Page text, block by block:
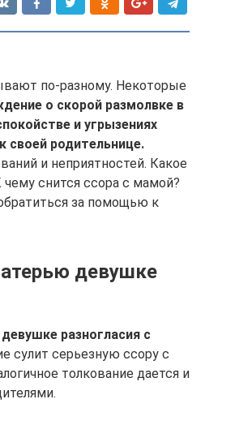
по-разному. Некоторые
о скорой размолвке в
и угрызениях
родительнице.
и неприятностей. Какое
снится ссора с мамой?
за помощью к
девушке
разногласия с
сулит серьезную ссору с
толкование дается и